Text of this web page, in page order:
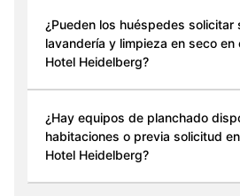
¿Pueden los huéspedes solicitar
lavandería y limpieza en seco en
Hotel Heidelberg?
¿Hay equipos de planchado
habitaciones o previa solicitud
Hotel Heidelberg?